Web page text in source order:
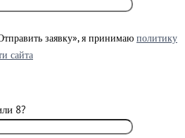
заявку», я принимаю политику
сайта
8?